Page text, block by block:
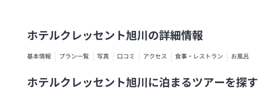
ホテルクレッセント旭川の詳細情報
基本情報 プラン一覧 写真 口コミ アクセス 食事・レストラン お風呂
ホテルクレッセント旭川に泊まるツアーを探す